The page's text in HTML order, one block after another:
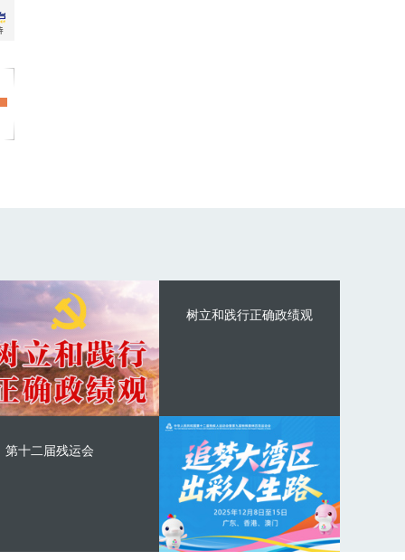
树立和践行正确政绩观
第十二届残运会